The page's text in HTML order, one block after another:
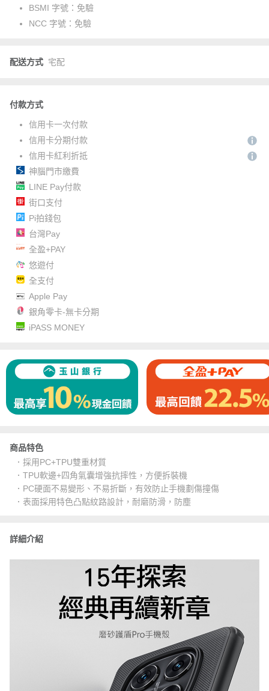
BSMI 字號： 免驗
NCC 字號： 免驗
配送方式 宅配
付款方式
信用卡一次付款
信用卡分期付款
信用卡紅利折抵
神腦門市繳費
LINE Pay付款
街口支付
Pi拍錢包
台灣Pay
全盈+PAY
悠遊付
全支付
Apple Pay
銀角零卡-無卡分期
iPASS MONEY
商品特色
．採用PC+TPU雙重材質
．TPU軟邊+四角氣囊增強抗摔性，方便拆裝機
．PC硬面不易變形、不易折斷，有效防止手機劃傷撞傷
．表面採用特色凸點紋路設計，耐磨防滑，防塵
詳細介紹